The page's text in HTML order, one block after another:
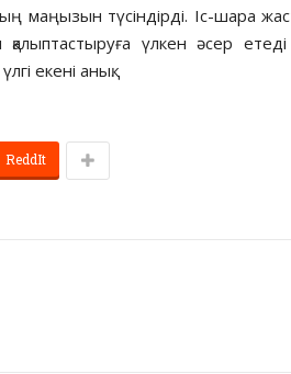
маңызын түсіндірді. Іс-шара
қалыптастыруға үлкен әсер
екені анық.
ReddIt